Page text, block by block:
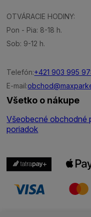
OTVÁRACIE HODINY:
Pon - Pia: 8-18 h.
Sob: 9-12 h.
Telefón:+421 903 995
E-mail:
Všetko o nákupe
Všeobecné obchodné
poriadok